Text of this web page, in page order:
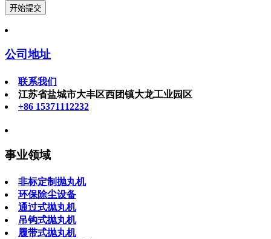
公司地址
联系我们
江苏省盐城市大丰区西团镇大龙工业园区
+86 15371112232
事业领域
非标定制抛丸机
环保除尘设备
通过式抛丸机
吊钩式抛丸机
履带式抛丸机